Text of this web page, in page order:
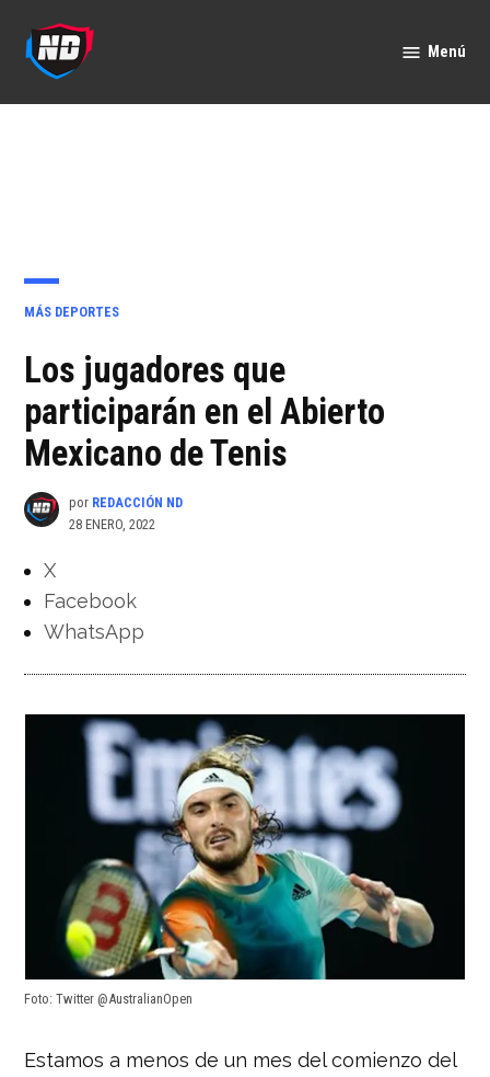
contenido
Menú
PUBLICADO
MÁS DEPORTES
Los jugadores que
participarán en el Abierto
Mexicano de Tenis
por REDACCIÓN ND
28 ENERO, 2022
X
Facebook
WhatsApp
Foto: Twitter @AustralianOpen
Estamos a menos de un mes del comienzo del